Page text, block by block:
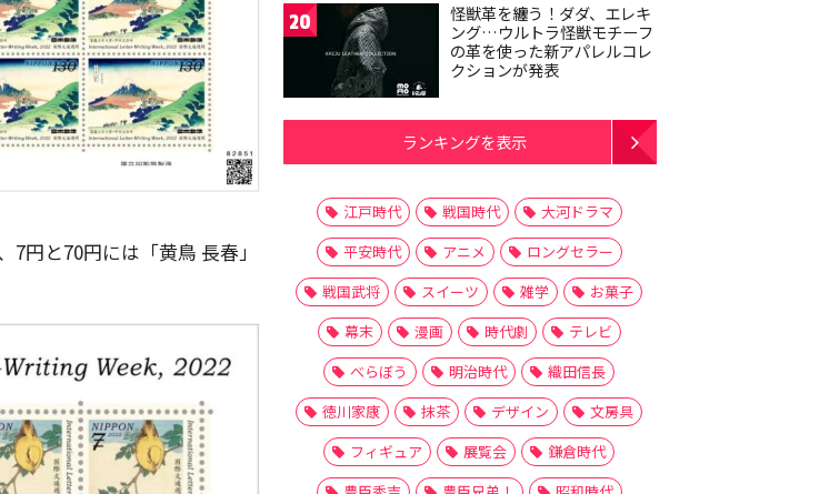
円と70円には「黄鳥 長春」
20
怪獣革を纏う！ダダ、エレキ
ング…ウルトラ怪獣モチーフ
の革を使った新アパレルコレ
クションが発表
ランキングを表示
江戸時代 戦国時代
大河ドラマ
平安時代
アニメ
ロングセラー
戦国武将
スイーツ 雑学
お菓子
幕末
漫画 時代劇
テレビ
べらぼう
明治時代
織田信長
徳川家康
抹茶 デザイン
文房具
フィギュア
展覧会
鎌倉時代